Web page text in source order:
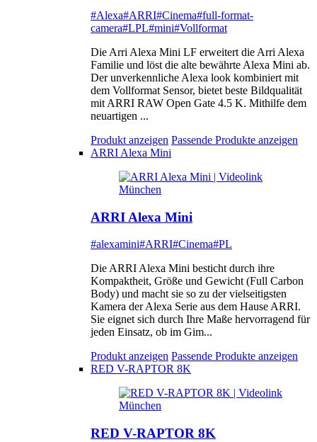
#Alexa#ARRI#Cinema#full-format-
camera#LPL#mini#Vollformat
Die Arri Alexa Mini LF erweitert die Arri Alexa
Familie und löst die alte bewährte Alexa Mini ab.
Der unverkennliche Alexa look kombiniert mit
dem Vollformat Sensor, bietet beste Bildqualität
mit ARRI RAW Open Gate 4.5 K. Mithilfe dem
neuartigen ...
Produkt anzeigen Passende Produkte anzeigen
ARRI Alexa Mini
ARRI Alexa Mini
#alexamini#ARRI#Cinema#PL
Die ARRI Alexa Mini besticht durch ihre
Kompaktheit, Größe und Gewicht (Full Carbon
Body) und macht sie so zu der vielseitigsten
Kamera der Alexa Serie aus dem Hause ARRI.
Sie eignet sich durch Ihre Maße hervorragend für
jeden Einsatz, ob im Gim...
Produkt anzeigen Passende Produkte anzeigen
RED V-RAPTOR 8K
RED V-RAPTOR 8K